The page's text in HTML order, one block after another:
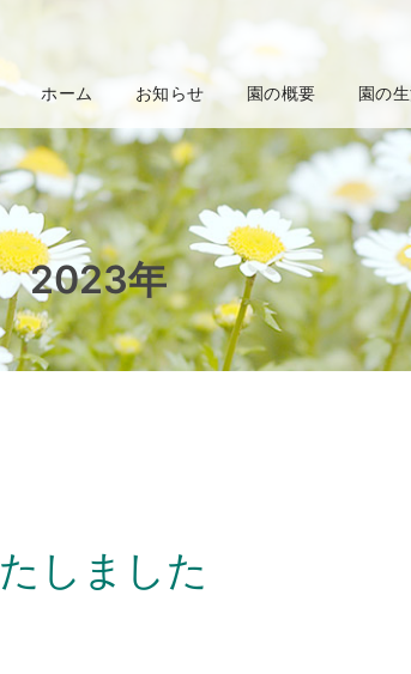
2023年
しました
ホーム お知らせ 園の概要 園の